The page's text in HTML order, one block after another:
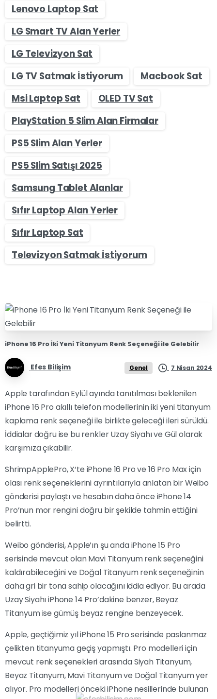
Lenovo Laptop Sat
LG Smart TV Alan Yerler
LG Televizyon Sat
LG TV Satmak İstiyorum
Macbook Sat
Msi Laptop Sat
OLED TV Sat
PlayStation 5 Slim Alan Firmalar
PS5 Slim Alan Yerler
PS5 Slim Satışı 2025
Samsung Tablet Alanlar
Sıfır Laptop Alan Yerler
Sıfır Laptop Sat
Televizyon Satmak İstiyorum
iPhone 16 Pro İki Yeni Titanyum Renk Seçeneği ile Gelebilir
Efes Bilişim Genel 7 Nisan 2024
Apple tarafından Eylül ayında tanıtılması beklenilen
iPhone 16 Pro akıllı telefon modellerinin iki yeni titanyum
kaplama renk seçeneği ile birlikte geleceği ileri sürüldü.
İddialar doğru ise bu renkler Uzay Siyahı ve Gül olarak
karşımıza çıkabilir.
ShrimpApplePro, X‘te iPhone 16 Pro ve 16 Pro Max için
olası renk seçeneklerini ayrıntılarıyla anlatan bir Weibo
gönderisi paylaştı ve hesabın daha önce iPhone 14
Pro’nun mor rengini doğru bir şekilde tahmin ettiğini
belirtti.
Weibo gönderisi, Apple’ın şu anda iPhone 15 Pro
serisinde mevcut olan Mavi Titanyum renk seçeneğini
kaldırabileceğini ve Doğal Titanyum renk seçeneğinin
daha gri bir tona sahip olacağını iddia ediyor. Bu arada
Uzay Siyahı iPhone 14 Pro’dakine benzer, Beyaz
Titanyum ise gümüş beyaz rengine benzeyecek.
Apple, geçtiğimiz yıl iPhone 15 Pro serisinde paslanmaz
çelikten titanyuma geçiş yapmıştı. Pro modelleri için
mevcut renk seçenekleri arasında Siyah Titanyum,
Beyaz Titanyum, Mavi Titanyum ve Doğal Titanyum yer
alıyor. Pro modelleri önceki iPhone nesillerinde bulunan